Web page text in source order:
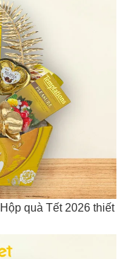
Hộp quà Tết 2026 thiết